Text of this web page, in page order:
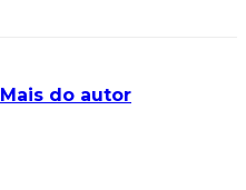
Mais do autor